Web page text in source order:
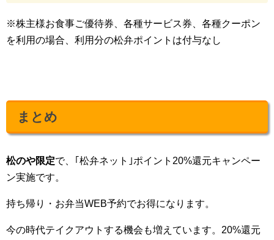
※株主様お食事ご優待券、各種サービス券、各種クーポン
を利用の場合、利用分の松弁ポイントは付与なし
まとめ
松のや限定で、｢松弁ネット｣ポイント20%還元キャンペー
ン実施です。
持ち帰り・お弁当WEB予約でお得になります。
今の時代テイクアウトする機会も増えています。20%還元